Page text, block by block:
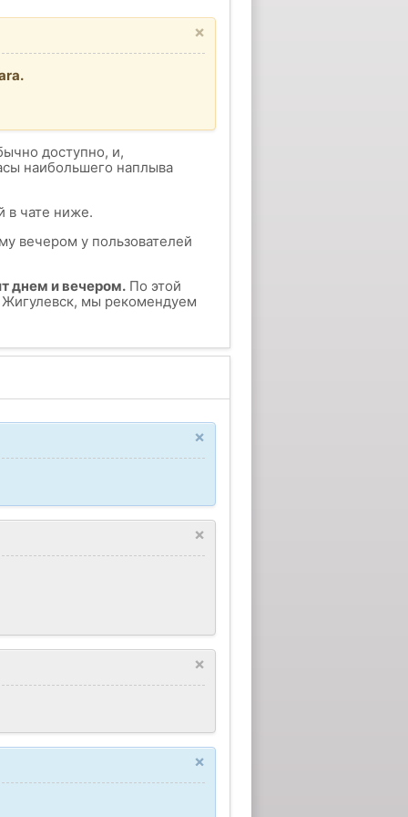
×
доступно, и,
наибольшего наплыва
в чате ниже.
вечером у пользователей
днем и вечером.По этой
Жигулевск, мы рекомендуем
×
×
×
×